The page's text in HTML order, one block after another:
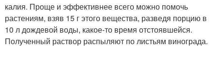
калия. Проще и эффективнее всего можно помочь
растениям, взяв 15 г этого вещества, разведя порцию в
10 л дождевой воды, какое-то время отстоявшейся.
Полученный раствор распыляют по листьям винограда.